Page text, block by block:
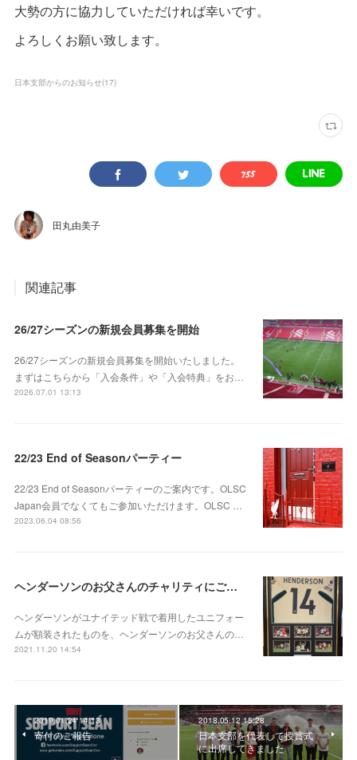
大勢の方に協力していただければ幸いです。
よろしくお願い致します。
日本支部からのお知らせ(17)
田丸由美子
関連記事
26/27シーズンの新規会員募集を開始
26/27シーズンの新規会員募集を開始いたしました。
まずはこちらから「入会条件」や「入会特典」をお…
2026.07.01 13:13
22/23 End of Seasonパーティー
22/23 End of Seasonパーティーのご案内です。OLSC
Japan会員でなくてもご参加いただけます。OLSC …
2023.06.04 08:56
ヘンダーソンのお父さんのチャリティにご協力ください
ヘンダーソンがユナイテッド戦で着用したユニフォー
ムが額装されたものを、ヘンダーソンのお父さんの…
2021.11.20 14:54
2019.01.24 14:13
寄付のご報告
2018.05.12 15:28
日本支部を代表して授賞式
に出席してきました